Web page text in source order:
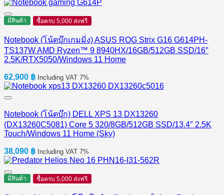
มีสินค้า ซื้อครบ 5,000 ส่งฟรี
Notebook (โน้ตบุ๊กเกมมิ่ง) ASUS ROG Strix G16 G614PH-
TS137W AMD Ryzen™ 9 8940HX/16GB/512GB SSD/16″
2.5K/RTX5050/Windows 11 Home
62,900 ฿ Including VAT 7%
Notebook (โน้ตบุ๊ก) DELL XPS 13 DX13260
(DX13260C5081) Core 5 320/8GB/512GB SSD/13.4″ 2.5K
Touch/Windows 11 Home (Sky)
38,090 ฿ Including VAT 7%
มีสินค้า ซื้อครบ 5,000 ส่งฟรี